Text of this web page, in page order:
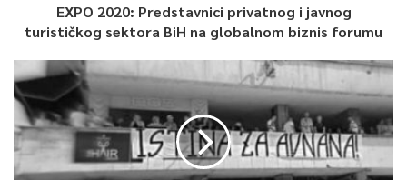
EXPO 2020: Predstavnici privatnog i javnog
turističkog sektora BiH na globalnom biznis forumu